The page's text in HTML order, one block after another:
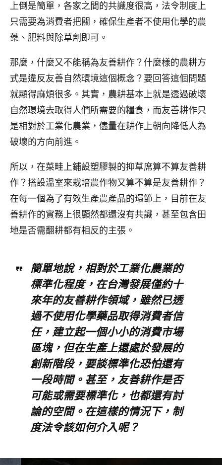
上倒是簡單，各家之間的共識度很高，法令制度上
只需要為消費者把關，確保生產者不使用化學的農
藥、肥料與除草劑即可。
那麼，什麼又不能稱為友善耕作？什麼樣的農耕方
式是違反友善自然環境這個概念？要回答這個問題
就顯得麻煩很多。其實，農耕基本上就是透過破壞
自然環境去取得人們所需要的糧食，而友善耕作只
是相對於工業化農業，儘量在耕作上朝向降低人為
破壞的方向前進。
所以，在菜畦上鋪設塑膠製的抑草席算不算友善耕
作？搭設溫室來栽培農作物又算不算是友善耕作？
在每一個為了有效生產農產品的環節上，目前在友
善耕作的實務上很顯然都還沒有共識，甚至包含田
地是否需翻耕都有相反的主張。
簡單地說，相對於工業化農業的
標準化程度，在台灣發展僅約十
來年的友善耕作領域，雖然已透
過不使用化學藥品取得消費者信
任，建立起一個小小的消費市場
區塊，但在生產上還處於發展的
創新階段，要談標準化恐怕還有
一段時間。甚至，友善耕作是否
可能或需要標準化，也都還有討
論的空間。在這樣的情況下，制
度法令該如何介入呢？